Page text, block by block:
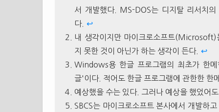
서 개발했다. MS-DOS는 디지탈 리서치
다. ↩
내 생각이지만 마이크로소프트
지 못한 것이 아닌가 하는 생각이 든다. ↩
Windows용 한글 프로그램의 최초가 한
글'이다. 적어도 한글 프로그램에 관한한 한
예상했을 수는 있다. 그러나 예상을 했었어
SBCS는 마이크로소프트 본사에서 개발하